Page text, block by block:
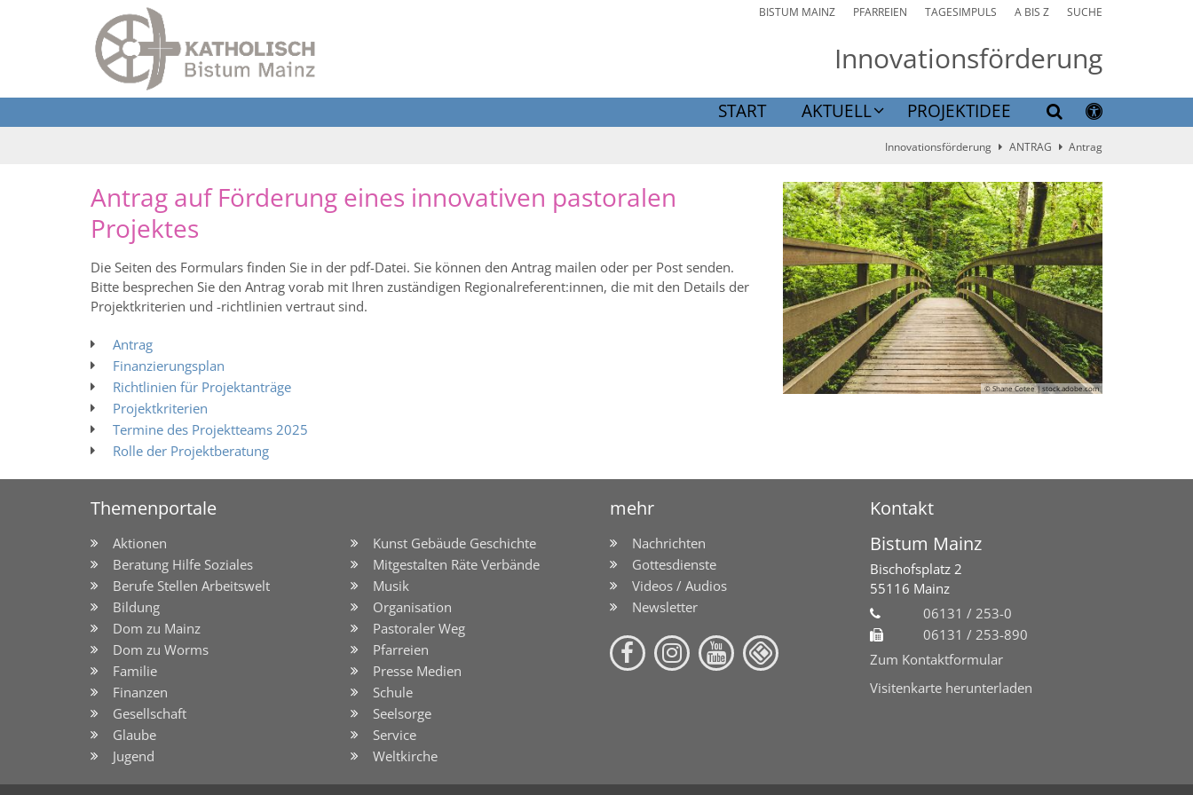
BISTUM MAINZ PFARREIEN TAGESIMPULS A BIS Z SUCHE
Innovationsförderung
START AKTUELL PROJEKTIDEE
Innovationsförderung ANTRAG Antrag
Antrag auf Förderung eines innovativen pastoralen
Projektes
Die Seiten des Formulars finden Sie in der pdf-Datei. Sie können den Antrag mailen oder per Post senden.
Bitte besprechen Sie den Antrag vorab mit Ihren zuständigen Regionalreferent:innen, die mit den Details der
Projektkriterien und -richtlinien vertraut sind.
Antrag
Finanzierungsplan
Richtlinien für Projektanträge
Projektkriterien
Termine des Projektteams 2025
Rolle der Projektberatung
© Shane Cotee | stock.adobe.com
Themenportale mehr Kontakt
Aktionen
Beratung Hilfe Soziales
Berufe Stellen Arbeitswelt
Bildung
Dom zu Mainz
Dom zu Worms
Familie
Finanzen
Gesellschaft
Glaube
Jugend
Kunst Gebäude Geschichte
Mitgestalten Räte Verbände
Musik
Organisation
Pastoraler Weg
Pfarreien
Presse Medien
Schule
Seelsorge
Service
Weltkirche
Nachrichten
Gottesdienste
Videos / Audios
Newsletter
Bistum Mainz
Bischofsplatz 2
55116 Mainz
06131 / 253-0
06131 / 253-890
Zum Kontaktformular
Visitenkarte herunterladen